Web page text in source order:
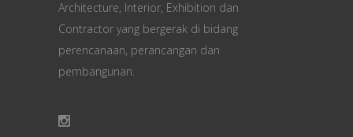
Architecture, Interior, Exhibition dan
Contractor yang bergerak di bidang
perencanaan, perancangan dan
pembangunan.